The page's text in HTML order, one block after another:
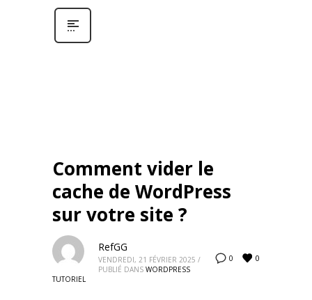
Comment vider le
cache de WordPress
sur votre site ?
0 0
RefGG
VENDREDI, 21 FÉVRIER 2025 /
PUBLIÉ DANS WORDPRESS
TUTORIEL